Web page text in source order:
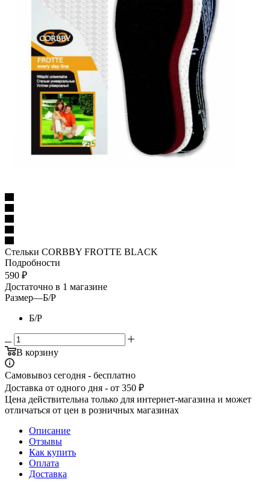
Стельки CORBBY FROTTE BLACK
Подробности
590 ₽
Достаточно в 1 магазине
Размер—Б/Р
Б/Р
В корзину
Самовывоз сегодня - бесплатно
Доставка от одного дня - от 350 ₽
Цена действительна только для интернет-магазина и может
отличаться от цен в розничных магазинах
Описание
Отзывы
Как купить
Оплата
Доставка